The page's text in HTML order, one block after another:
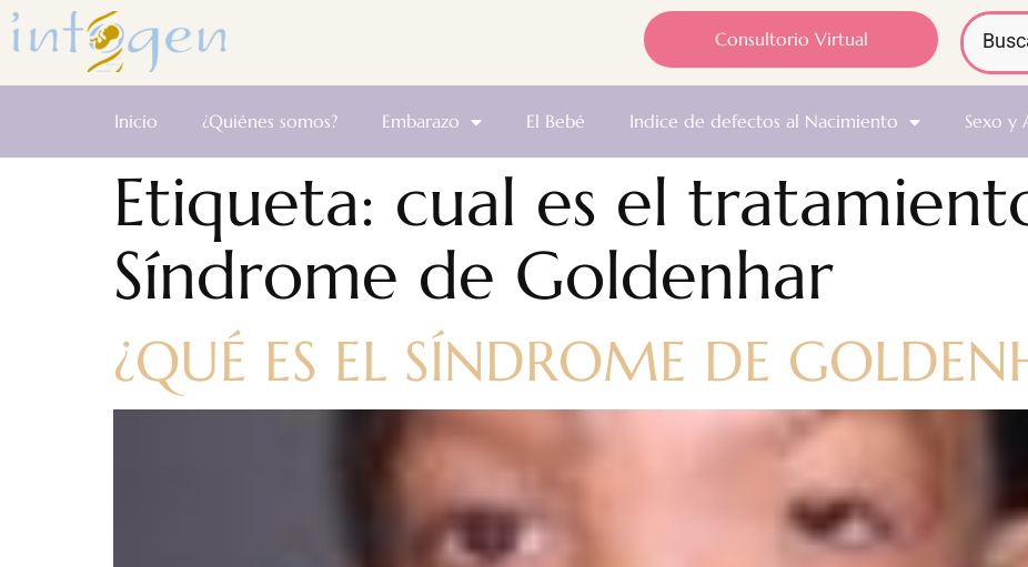
Consultorio Virtual
Inicio ¿Quiénes somos? Embarazo El Bebé Indice de defectos al Nacimiento Sexo y
Etiqueta: cual es el
Síndrome de Goldenhar
¿QUÉ ES EL SÍNDROME DE